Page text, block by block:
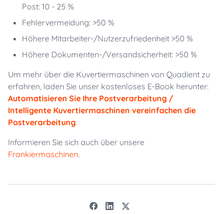
Post: 10 - 25 %
Fehlervermeidung: >50 %
Höhere Mitarbeiter-/Nutzerzufriedenheit >50 %
Höhere Dokumenten-/Versandsicherheit: >50 %
Um mehr über die Kuvertiermaschinen von Quadient zu
erfahren, laden Sie unser kostenloses E-Book herunter:
Automatisieren Sie Ihre Postverarbeitung /
Intelligente Kuvertiermaschinen vereinfachen die
Postverarbeitung.
Informieren Sie sich auch über unsere
Frankiermaschinen.